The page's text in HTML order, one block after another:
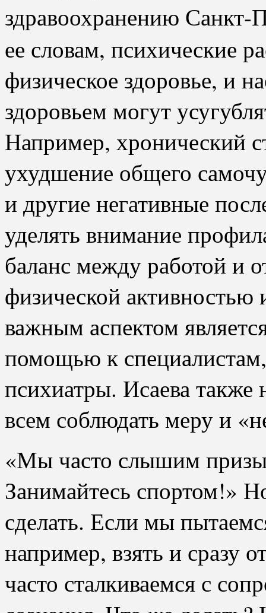
здравоохранению Санкт-
ее словам, психические
физическое здоровье, и
здоровьем могут
Например, хронический
ухудшение общего
и другие негативные
уделять внимание
баланс между работой и
физической активностью
важным аспектом
помощью к
психиатры. Исаева
всем соблюдать меру и
«Мы часто слышим
Занимайтесь спортом!»
сделать. Если мы
например, взять и сразу
часто сталкиваемся с